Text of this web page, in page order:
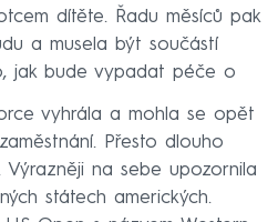
dítěte. Řadu měsíců pak
a musela být součástí
jak bude vypadat péče o
vyhrála a mohla se opět
Přesto dlouho
Výrazněji na sebe upozornila
státech amerických.